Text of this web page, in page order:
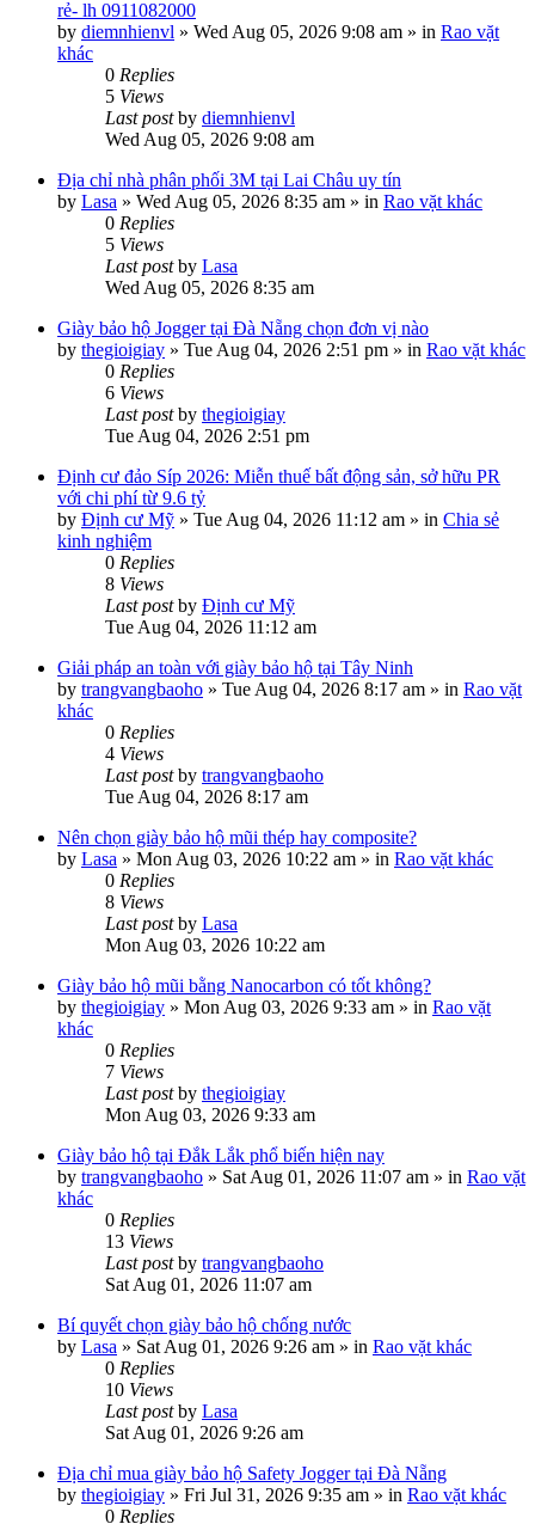
rẻ- lh 0911082000
by diemnhienvl » Wed Aug 05, 2026 9:08 am » in Rao vặt
khác
0 Replies
5 Views
Last postby diemnhienvl
Wed Aug 05, 2026 9:08 am
Địa chỉ nhà phân phối 3M tại Lai Châu uy tín
by Lasa » Wed Aug 05, 2026 8:35 am » in Rao vặt khác
0 Replies
5 Views
Last postby Lasa
Wed Aug 05, 2026 8:35 am
Giày bảo hộ Jogger tại Đà Nẵng chọn đơn vị nào
by thegioigiay » Tue Aug 04, 2026 2:51 pm » in Rao vặt khác
0 Replies
6 Views
Last postby thegioigiay
Tue Aug 04, 2026 2:51 pm
Định cư đảo Síp 2026: Miễn thuế bất động sản, sở hữu PR
với chi phí từ 9.6 tỷ
by Định cư Mỹ » Tue Aug 04, 2026 11:12 am » in Chia sẻ
kinh nghiệm
0 Replies
8 Views
Last postby Định cư Mỹ
Tue Aug 04, 2026 11:12 am
Giải pháp an toàn với giày bảo hộ tại Tây Ninh
by trangvangbaoho » Tue Aug 04, 2026 8:17 am » in Rao vặt
khác
0 Replies
4 Views
Last postby trangvangbaoho
Tue Aug 04, 2026 8:17 am
Nên chọn giày bảo hộ mũi thép hay composite?
by Lasa » Mon Aug 03, 2026 10:22 am » in Rao vặt khác
0 Replies
8 Views
Last postby Lasa
Mon Aug 03, 2026 10:22 am
Giày bảo hộ mũi bằng Nanocarbon có tốt không?
by thegioigiay » Mon Aug 03, 2026 9:33 am » in Rao vặt
khác
0 Replies
7 Views
Last postby thegioigiay
Mon Aug 03, 2026 9:33 am
Giày bảo hộ tại Đắk Lắk phổ biến hiện nay
by trangvangbaoho » Sat Aug 01, 2026 11:07 am » in Rao vặt
khác
0 Replies
13 Views
Last postby trangvangbaoho
Sat Aug 01, 2026 11:07 am
Bí quyết chọn giày bảo hộ chống nước
by Lasa » Sat Aug 01, 2026 9:26 am » in Rao vặt khác
0 Replies
10 Views
Last postby Lasa
Sat Aug 01, 2026 9:26 am
Địa chỉ mua giày bảo hộ Safety Jogger tại Đà Nẵng
by thegioigiay » Fri Jul 31, 2026 9:35 am » in Rao vặt khác
0 Replies